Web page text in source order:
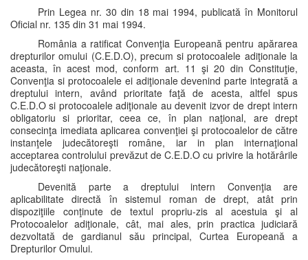
Prin Legea nr. 30 din 18 mai 1994, publicată în Monitorul
Oficial nr. 135 din 31 mai 1994.
România a ratificat Convenţia Europeană pentru apărarea
drepturilor omului (C.E.D.O), precum si protocoalele adiţionale la
aceasta, în acest mod, conform art. 11 şi 20 din Constituţie,
Convenţia si protocoalele ei adiţionale devenind parte integrată a
dreptului intern, având prioritate faţă de acesta, altfel spus
C.E.D.O si protocoalele adiţionale au devenit izvor de drept intern
obligatoriu si prioritar, ceea ce, în plan naţional, are drept
consecinţa imediata aplicarea convenţiei şi protocoalelor de către
instanţele judecătoreşti române, iar in plan internaţional
acceptarea controlului prevăzut de C.E.D.O cu privire la hotărârile
judecătoreşti naţionale.
Devenită parte a dreptului intern Convenţia are
aplicabilitate directă în sistemul roman de drept, atât prin
dispoziţiile conţinute de textul propriu-zis al acestuia şi al
Protocoalelor adiţionale, cât, mai ales, prin practica judiciară
dezvoltată de gardianul său principal, Curtea Europeană a
Drepturilor Omului.